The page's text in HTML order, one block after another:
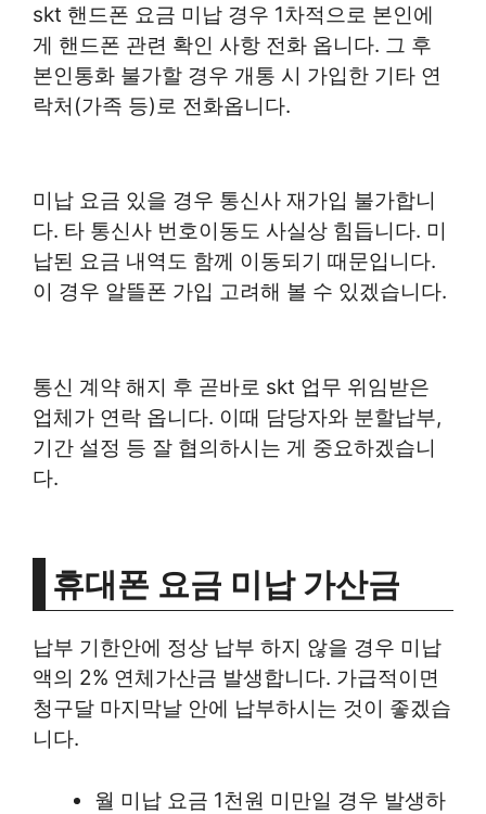
skt 핸드폰 요금 미납 경우 1차적으로 본인에
게 핸드폰 관련 확인 사항 전화 옵니다. 그 후
본인통화 불가할 경우 개통 시 가입한 기타 연
락처(가족 등)로 전화옵니다.
미납 요금 있을 경우 통신사 재가입 불가합니
다. 타 통신사 번호이동도 사실상 힘듭니다. 미
납된 요금 내역도 함께 이동되기 때문입니다.
이 경우 알뜰폰 가입 고려해 볼 수 있겠습니다.
통신 계약 해지 후 곧바로 skt 업무 위임받은
업체가 연락 옵니다. 이때 담당자와 분할납부,
기간 설정 등 잘 협의하시는 게 중요하겠습니
다.
휴대폰 요금 미납 가산금
납부 기한안에 정상 납부 하지 않을 경우 미납
액의 2% 연체가산금 발생합니다. 가급적이면
청구달 마지막날 안에 납부하시는 것이 좋겠습
니다.
월 미납 요금 1천원 미만일 경우 발생하